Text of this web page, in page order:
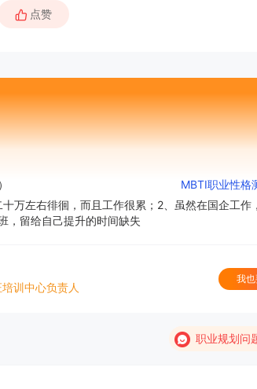
MBTI职业性格
万左右徘徊，而且工作很累；2、虽然在国企工作
，留给自己提升的时间缺失
训中心负责人
我
职业规划问
UAPM学员心得交流
学校生涯教育心得交流